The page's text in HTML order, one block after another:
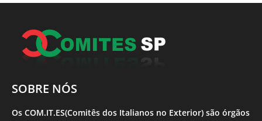
SOBRE NÓS
Os COM.IT.ES(Comitês dos Italianos no Exterior) são órgãos